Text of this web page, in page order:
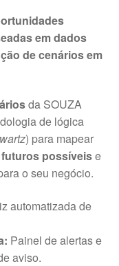
em dados
de cenários em
da SOUZA
de lógica
) para mapear
possíveise
o seu negócio.
automatizada de
Painel de alertas e
aviso.